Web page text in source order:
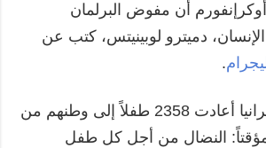
أن مفوض البرلمان
دميترو لوبينيتس، كتب عن
.
أشار إلى أن: "أوكرانيا أعادت 2358 طفلاً إلى وطنهم من
مؤقتاً: النضال من أجل كل طفل